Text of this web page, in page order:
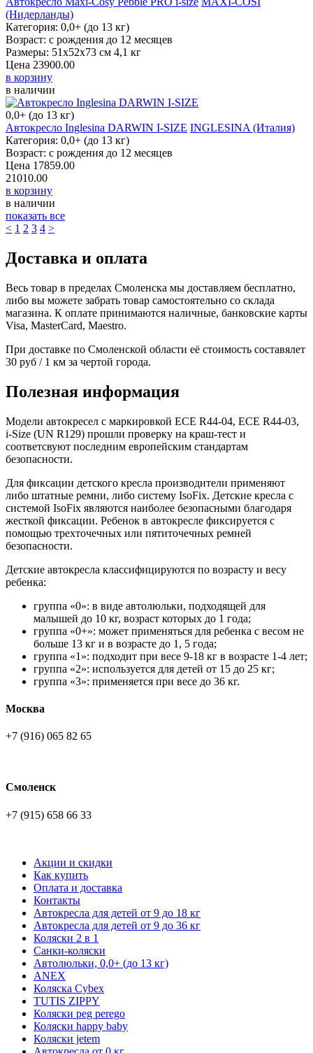
Категория: 0,0+ (до 13 кг)
Возраст: с рождения до 12 месяцев
Размеры: 51х52х73 см 4,1 кг
Цена 23900.00
в корзину
в наличии
0,0+ (до 13 кг)
Автокресло Inglesina DARWIN I-SIZE INGLESINA (Италия)
Категория: 0,0+ (до 13 кг)
Возраст: с рождения до 12 месяцев
Цена 17859.00
21010.00
в корзину
в наличии
показать все
< 1 2 3 4 >
Доставка и оплата
Весь товар в пределах Смоленска мы доставляем бесплатно,
либо вы можете забрать товар самостоятельно со склада
магазина. К оплате принимаются наличные, банковские карты
Visa, MasterCard, Maestro.
При доставке по Смоленской области её стоимость составялет
30 руб / 1 км за чертой города.
Полезная информация
Модели автокресел с маркировкой ECE R44-04, ECE R44-03,
i-Size (UN R129) прошли проверку на краш-тест и
соответсвуют последним европейским стандартам
безопасности.
Для фиксации детского кресла производители применяют
либо штатные ремни, либо систему IsoFix. Детские кресла с
системой IsoFix являются наиболее безопасными благодаря
жесткой фиксации. Ребенок в автокресле фиксируется с
помощью трехточечных или пятиточечных ремней
безопасности.
Детские автокресла классифицируются по возрасту и весу
ребенка:
группа «0»: в виде автолюльки, подходящей для
малышей до 10 кг, возраст которых до 1 года;
группа «0+»: может применяться для ребенка с весом не
больше 13 кг и в возрасте до 1, 5 года;
группа «1»: подходит при весе 9-18 кг в возрасте 1-4 лет;
группа «2»: используется для детей от 15 до 25 кг;
группа «3»: применяется при весе до 36 кг.
Москва
+7 (916) 065 82 65
Смоленск
+7 (915) 658 66 33
Акции и скидки
Как купить
Оплата и доставка
Контакты
Автокресла для детей от 9 до 18 кг
Автокресла для детей от 9 до 36 кг
Коляски 2 в 1
Санки-коляски
Автолюльки, 0,0+ (до 13 кг)
ANEX
Коляска Cybex
TUTIS ZIPPY
Коляски peg perego
Коляски happy baby
Коляски jetem